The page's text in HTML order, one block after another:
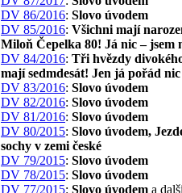
DV 86/2016: Slovo úvodem
DV 85/2016: Všichni mají
Miloň Čepelka 80! Já nic – jsem
DV 84/2016: Tři hvězdy
mají sedmdesát! Jen já pořád nic
DV 83/2016: Slovo úvodem
DV 82/2016: Slovo úvodem
DV 81/2016: Slovo úvodem
DV 80/2015: Slovo úvodem,
sochy v zemi české
DV 79/2015: Slovo úvodem
DV 78/2015: Slovo úvodem
DV 77/2015: Slovo úvodem a